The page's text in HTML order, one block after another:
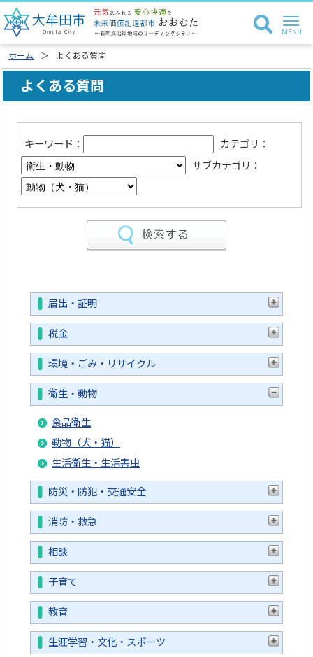
ホーム よくある質問
よくある質問
キーワード：
カテゴリ：
サブカテゴリ：
届出・証明
税金
環境・ごみ・リサイクル
衛生・動物
食品衛生
動物（犬・猫）
生活衛生・生活害虫
防災・防犯・交通安全
消防・救急
相談
子育て
教育
生涯学習・文化・スポーツ